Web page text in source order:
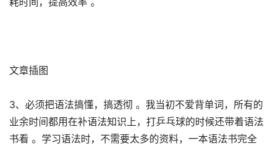
文章插图
3、必须把语法搞懂，搞透彻 。我当初不爱背单词，所有的
业余时间都用在补语法知识上，打乒乓球的时候还带着语法
书看 。学习语法时，不需要太多的资料，一本语法书完全